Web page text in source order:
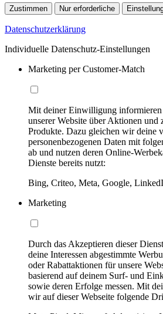
Zustimmen Nur erforderliche
Datenschutzerklärung
Individuelle Datenschutz-Einstellungen
Marketing per Customer-Match
Mit deiner Einwilligung informieren
unserer Website über Aktionen und
Produkte. Dazu gleichen wir deine
personenbezogenen Daten mit
ab und nutzen deren Online-
Dienste bereits nutzt:
Bing, Criteo, Meta, Google,
Marketing
Durch das Akzeptieren dieser
deine Interessen abgestimmte
oder Rabattaktionen für unsere
basierend auf deinem Surf- und
sowie deren Erfolge messen. Mit
wir auf dieser Webseite folgende